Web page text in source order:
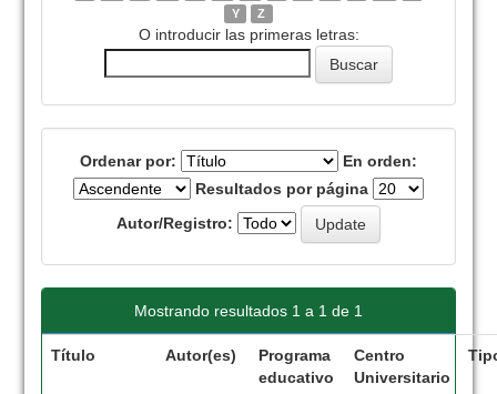
Y
Z
O introducir las primeras letras:
Ordenar por:
En orden:
Resultados por página
Autor/Registro:
Mostrando resultados 1 a 1 de 1
Título Autor(es)
Programa
educativo
Centro
Universitario